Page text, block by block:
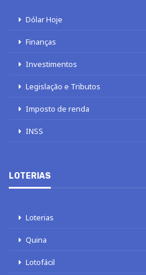
Dólar Hoje
Finanças
Investimentos
Legislação e Tributos
Imposto de renda
INSS
LOTERIAS
Loterias
Quina
Lotofácil